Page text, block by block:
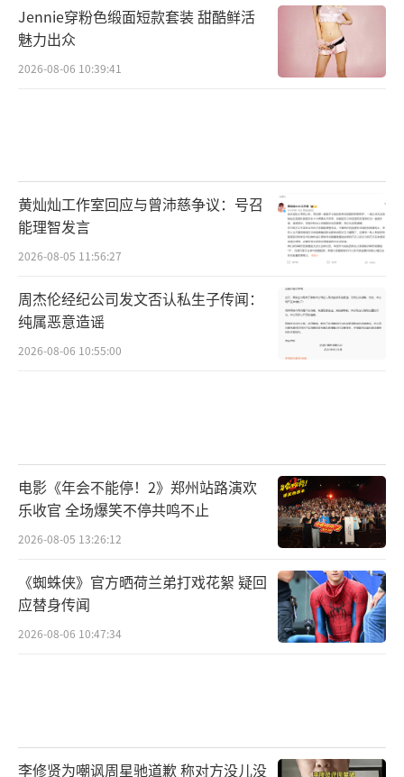
Jennie穿粉色缎面短款套装 甜酷鲜活
魅力出众
2026-08-06 10:39:41
黄灿灿工作室回应与曾沛慈争议：号召
能理智发言
2026-08-05 11:56:27
周杰伦经纪公司发文否认私生子传闻：
纯属恶意造谣
2026-08-06 10:55:00
电影《年会不能停！2》郑州站路演欢
乐收官 全场爆笑不停共鸣不止
2026-08-05 13:26:12
《蜘蛛侠》官方晒荷兰弟打戏花絮 疑回
应替身传闻
2026-08-06 10:47:34
李修贤为嘲讽周星驰道歉 称对方没儿没